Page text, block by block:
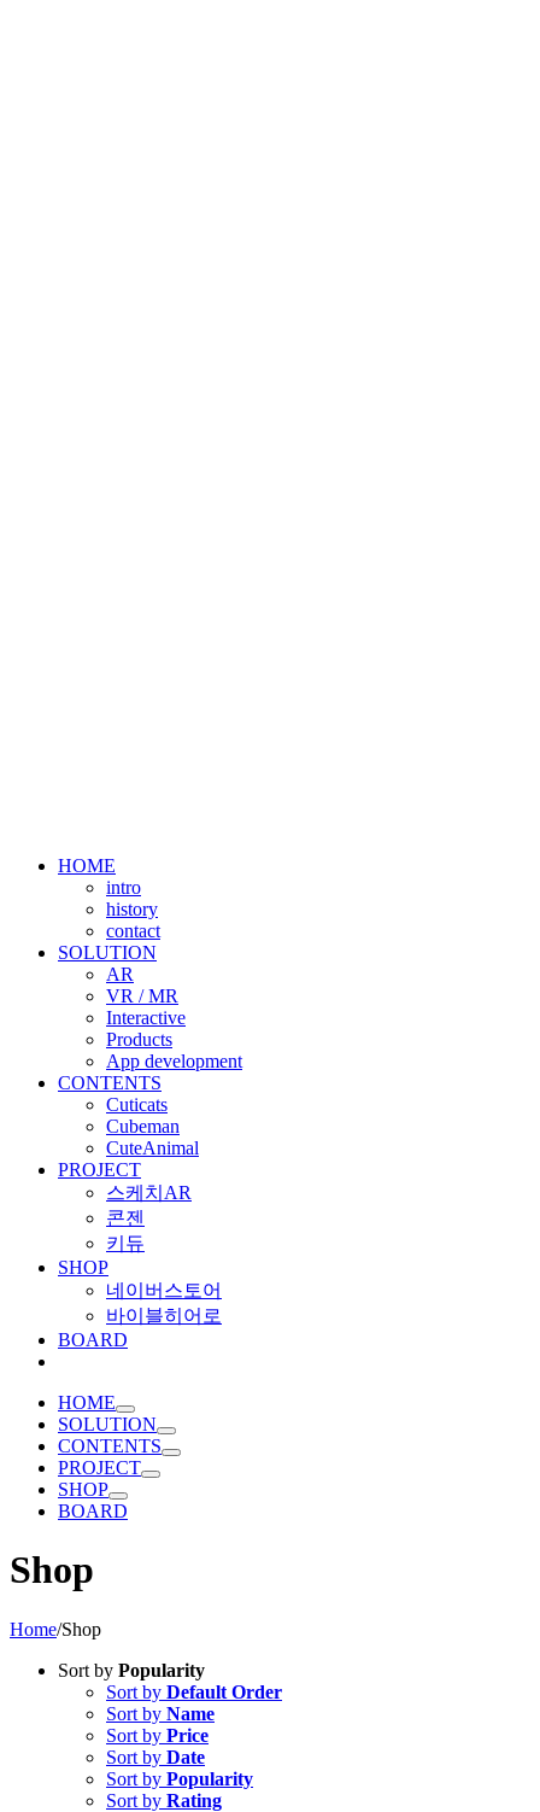
HOME
intro
history
contact
SOLUTION
AR
VR / MR
Interactive
Products
App development
CONTENTS
Cuticats
Cubeman
CuteAnimal
PROJECT
스케치AR
콘젠
키듀
SHOP
네이버스토어
바이블히어로
BOARD
HOME
SOLUTION
CONTENTS
PROJECT
SHOP
BOARD
Shop
Home/Shop
Sort by Popularity
Sort by Default Order
Sort by Name
Sort by Price
Sort by Date
Sort by Popularity
Sort by Rating